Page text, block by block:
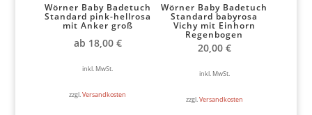
Wörner Baby Badetuch
Standard pink-hellrosa
mit Anker groß
ab 18,00 €
inkl. MwSt.
zzgl.Versandkosten
Wörner Baby Badetuch
Standard babyrosa
Vichy mit Einhorn
Regenbogen
20,00 €
inkl. MwSt.
zzgl.Versandkosten